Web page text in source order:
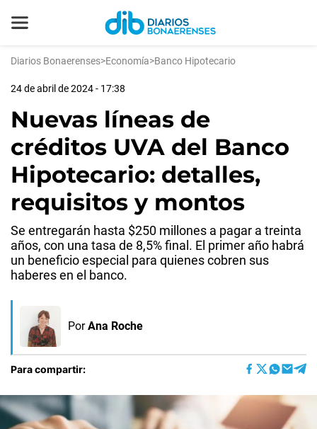
Diarios Bonaerenses>Economía>Banco Hipotecario
24 de abril de 2024 - 17:38
Nuevas líneas de
créditos UVA del Banco
Hipotecario: detalles,
requisitos y montos
Se entregarán hasta $250 millones a pagar a treinta
años, con una tasa de 8,5% final. El primer año habrá
un beneficio especial para quienes cobren sus
haberes en el banco.
Por Ana Roche
Para compartir: